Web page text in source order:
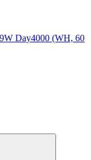
Day4000 (WH, 60